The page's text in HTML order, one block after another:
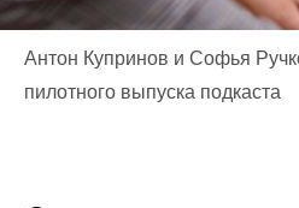
Антон Купринов и Софья
пилотного выпуска подкаста